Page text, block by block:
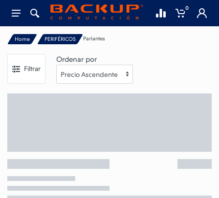
0
Home PERIFÉRICOS Parlantes
Filtrar
Ordenar por